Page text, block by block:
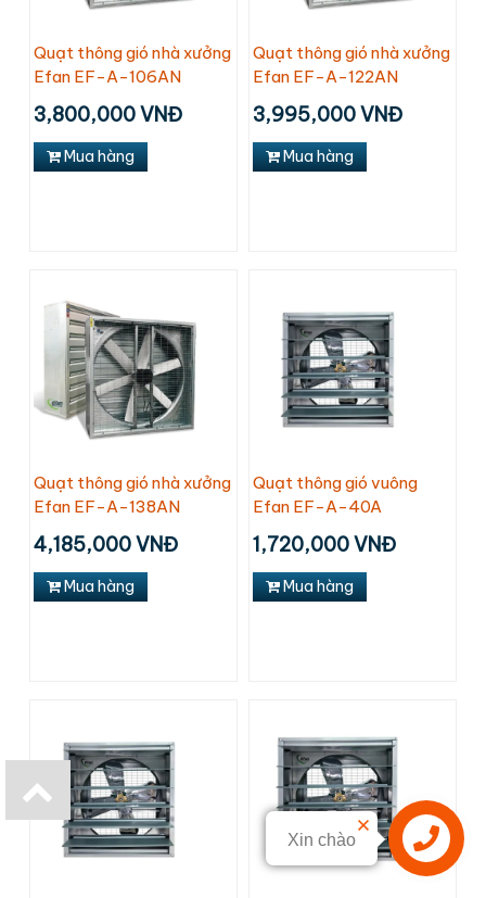
Quạt thông gió nhà xưởng
Efan EF-A-106AN
3,800,000 VNĐ
Mua hàng
Quạt thông gió nhà xưởng
Efan EF-A-122AN
3,995,000 VNĐ
Mua hàng
Quạt thông gió nhà xưởng
Efan EF-A-138AN
4,185,000 VNĐ
Mua hàng
Quạt thông gió vuông
Efan EF-A-40A
1,720,000 VNĐ
Mua hàng
Xin chào